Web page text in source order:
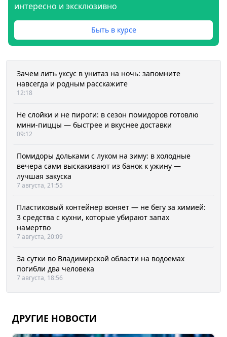
интересно и эксклюзивно
Быть в курсе
Зачем лить уксус в унитаз на ночь: запомните
навсегда и родным расскажите
12:18
Не слойки и не пироги: в сезон помидоров готовлю
мини-пиццы — быстрее и вкуснее доставки
09:12
Помидоры дольками с луком на зиму: в холодные
вечера сами выскакивают из банок к ужину —
лучшая закуска
7 августа, 21:55
Пластиковый контейнер воняет — не бегу за химией:
3 средства с кухни, которые убирают запах
намертво
7 августа, 20:09
За сутки во Владимирской области на водоемах
погибли два человека
7 августа, 18:56
ДРУГИЕ НОВОСТИ